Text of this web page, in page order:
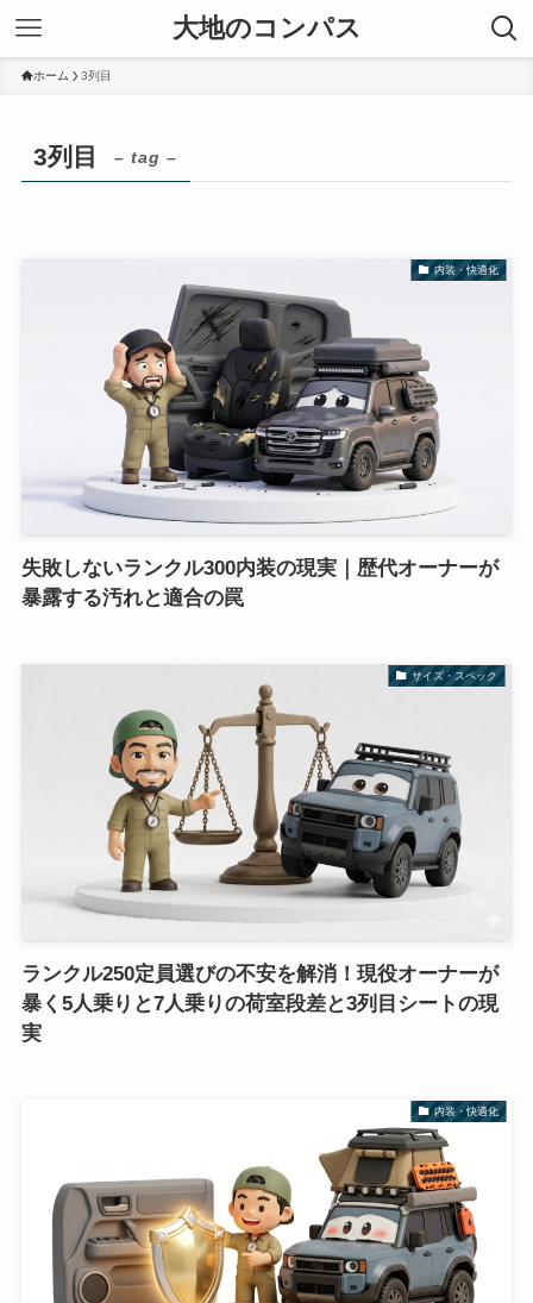
大地のコンパス
ホーム 3列目
3列目 – tag –
内装・快適化
失敗しないランクル300内装の現実｜歴代オーナーが
暴露する汚れと適合の罠
サイズ・スペック
ランクル250定員選びの不安を解消！現役オーナーが
暴く5人乗りと7人乗りの荷室段差と3列目シートの現
実
内装・快適化